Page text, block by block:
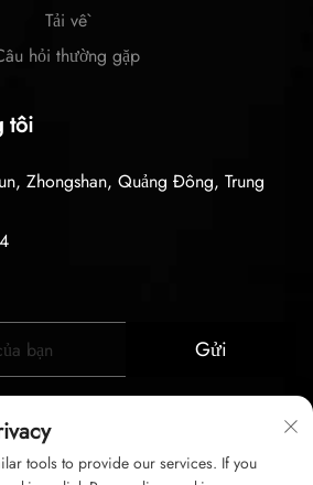
Tải về
hỏi thường gặp
tôi
Zhongshan, Quảng Đông, Trung
Gửi
tools to provide our services. If you